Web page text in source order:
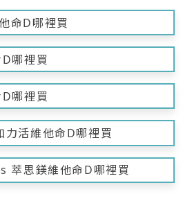
命D哪裡買
哪裡買
哪裡買
活維他命D哪裡買
思鎂維他命D哪裡買